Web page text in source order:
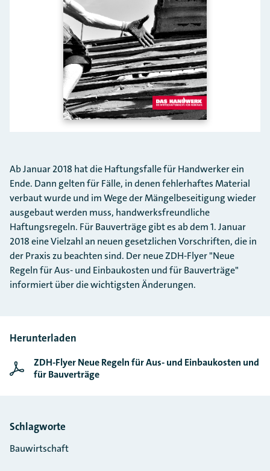
Ab Januar 2018 hat die Haftungsfalle für Handwerker ein
Ende. Dann gelten für Fälle, in denen fehlerhaftes Material
verbaut wurde und im Wege der Mängelbeseitigung wieder
ausgebaut werden muss, handwerksfreundliche
Haftungsregeln. Für Bauverträge gibt es ab dem 1. Januar
2018 eine Vielzahl an neuen gesetzlichen Vorschriften, die in
der Praxis zu beachten sind. Der neue ZDH-Flyer "Neue
Regeln für Aus- und Einbaukosten und für Bauverträge"
informiert über die wichtigsten Änderungen.
Herunterladen
ZDH-Flyer Neue Regeln für Aus- und Einbaukosten und
für Bauverträge
Schlagworte
Bauwirtschaft